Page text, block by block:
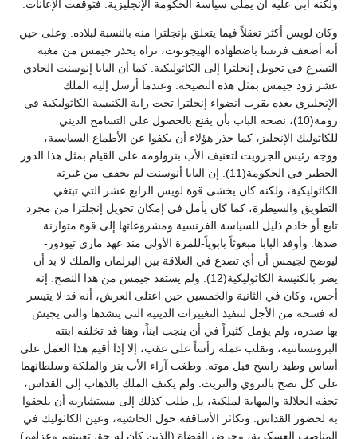
ولكنه أبى عليه أن يملي سياسة الحكومة الإنجليزية. فتوقفت الإعانات.
وكان لويس أكثر تعقلاً فيما يتعلق بإنجلترا منه بالنسبة لبلاده. وعلى حين
أنه أضعف فرنسا باضطهاده الهيجونوت، نراه يحذر جيمس من مغبة
التسرع في تحويل إنجلترا إلى الكاثوليكية. كما أن البابا إنوسنت الحادي
عشر زود جيمس بمثل هذه النصيحة. وعندما أرسل إليه الملك
الإنجليزي يعده بقرب انضواء إنجلترا تحت راية الكنيسة الكاثوليكية في
رومة(10)، نصحه الباب بأن يقنع بالحصول على التسامح الديني
للكاثوليك الإنجليز، كما حذر هؤلاء أن يكفوا عن الأطماع السياسية،
ووجه رئيس الجزويت لتعنيف الأب بنزولومه على القيام بمثل هذا الدور
الخطير في الحكومة(11). إن البابا أنوسنت لم يخفف من غيرته
الكاثوليكية، ولكنه كان يخشى قوة لويس الرابع عشر التي تبتغي
التطويق والسيطرة، كما كان يأمل في إمكان تحويل إنجلترا من مجرد
تابع أو خادم ذليل للسياسة الفرنسية ومشروعاتها إلى قوة متوازنة
ضدها. وأوفد البابا مبعوثاً بابوياً-للمرة الأولى منذ عهد ماري تيودور-
ليوضح لجيمس أن أي تصدع في العلاقة بين البرلمان والملك لا بد أن
يضر بالكنيسة الكاثوليكية(12). ولم يستفد جيمس من هذا النصح. إنه
أحس، وكان في الثانية والخمسين حين اعتلى العرش، أنه قد لا يتيسر
له فسحة من الأجل لتنفيذ التغييرات الدينية التي ينشدها والتي يجيش
بها صدره، ولم يؤمل كثيراً في أن ينجب ابناً، وهنا قد تخلفه ابنته
البروتستانتية، وتقلب عمله رأساً على عقب، إلا إذا أقيم هذا العمل على
أساس وطيد راسخ قبل موته. وطغت آراء الأب بنز والملكة وسلطانهما
على كل نصح بالتروي والتريث. ولم يكتف الملك بالذهاب إلى القداس،
تحفه الجلالة والمهابة لملكية، بل طلب كذلك إلى مستشاريه أن يلحقوا
به لحضور القداس. وتكاثر الأساقفة حول الحاشية، وعين الكاثوليك في
المناصب العسكرية، وحرض القضاة (الذين كان له حق تعيينهم وعزلهم)